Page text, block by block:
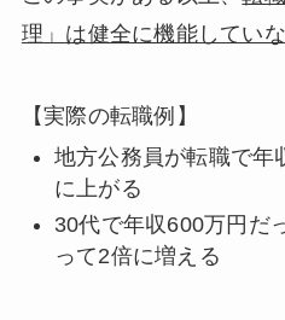
理」は健全に機能してい
【実際の転職例】
地方公務員が転職で
に上がる
30代で年収600万円だ
って2倍に増える